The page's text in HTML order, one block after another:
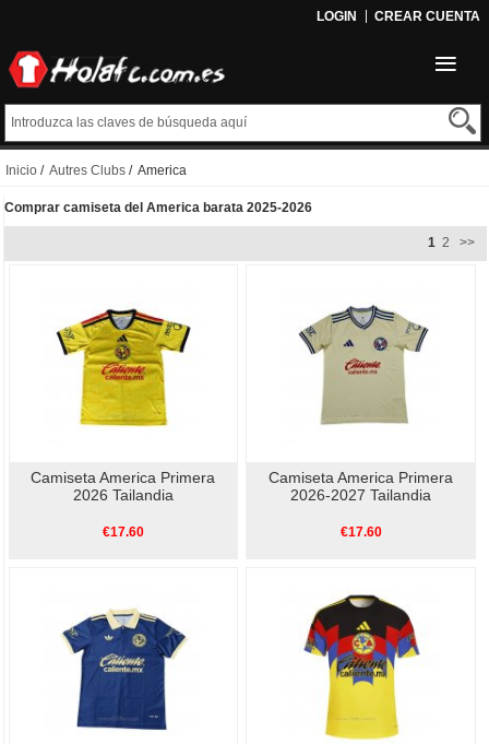
LOGIN CREAR CUENTA
Inicio / Autres Clubs / America
Comprar camiseta del America barata 2025-2026
1 2 >>
Camiseta America Primera
2026 Tailandia
€17.60
Camiseta America Primera
2026-2027 Tailandia
€17.60